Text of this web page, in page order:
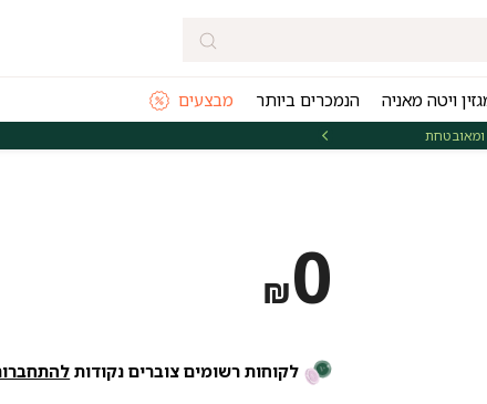
ויטה מאניה הנמכרים ביותר מבצעים
₪0
לקוחות רשומים צוברים נקודות